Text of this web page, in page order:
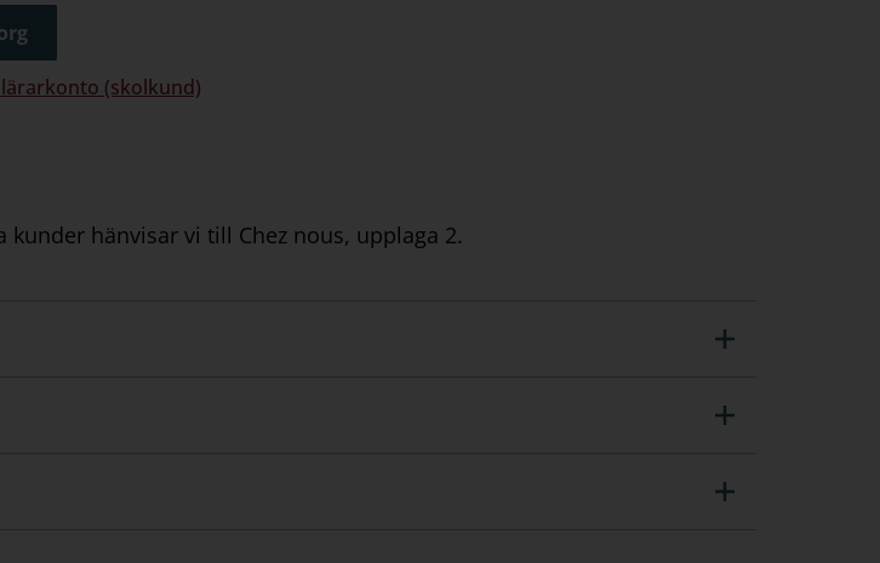
lärarkonto (skolkund)
kunder hänvisar vi till Chez nous, upplaga 2.